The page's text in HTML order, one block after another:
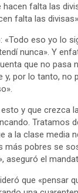
hacen falta las
falta las
«Todo eso yo lo
nunca». Y
que no pasa
y, por lo tanto, no
y que crezca
Tratamos
a la clase media
más pobres se
aseguró el
que «pensar